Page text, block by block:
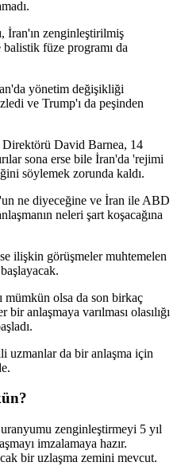
İran'ın zenginleştirilmiş
balistik füze programı da
yönetim değişikliği
ve Trump'ı da peşinden
Direktörü David Barnea, 14
sona erse bile İran'da 'rejimi
söylemek zorunda kaldı.
ne diyeceğine ve İran ile ABD
neleri şart koşacağına
ilişkin görüşmeler muhtemelen
mümkün olsa da son birkaç
anlaşmaya varılması olasılığı
uzmanlar da bir anlaşma için
zenginleştirmeyi 5 yıl
imzalamaya hazır.
bir uzlaşma zemini mevcut.